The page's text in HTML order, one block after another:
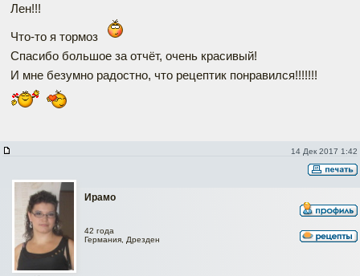
Лен!!!
Что-то я тормоз
Спасибо большое за отчёт, очень красивый!
И мне безумно радостно, что рецептик понравился!!!!!!!
14 Дек 2017 1:42
Ирамо
42 года
Германия, Дрезден